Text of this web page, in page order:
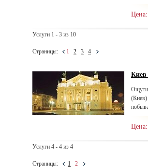
Услуги 1 - 3 из 10
Страницы: 1 2 3 4
Услуги 4 - 4 из 4
Страницы: 1 2